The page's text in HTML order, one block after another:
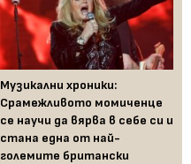
Музикални хроники:
Срамежливото момиченце
се научи да вярва в себе си и
стана една от най-
големите британски